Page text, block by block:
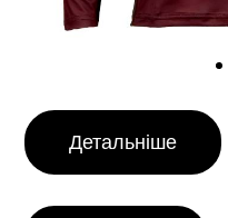
Детальніше